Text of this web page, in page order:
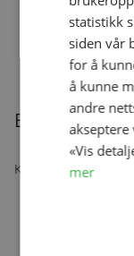
kr
Beskrivelse
Komplett Kalesje til
statistikk
siden vår
for å
å kunne
andre
«Vis
mer